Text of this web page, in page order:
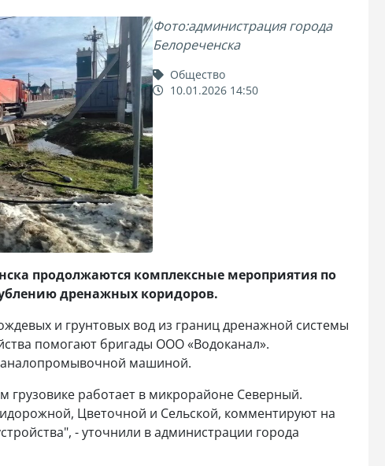
Фото:администрация города
Белореченска
Общество
10.01.2026 14:50
продолжаются комплексные мероприятия по
дренажных коридоров.
и грунтовых вод из границ дренажной системы
помогают бригады ООО «Водоканал».
машиной.
работает в микрорайоне Северный.
Цветочной и Сельской, комментируют на
- уточнили в администрации города